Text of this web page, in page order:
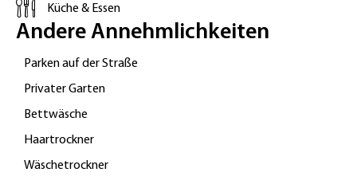
Küche & Essen
Andere Annehmlichkeiten
Parken auf der Straße
Privater Garten
Bettwäsche
Haartrockner
Wäschetrockner